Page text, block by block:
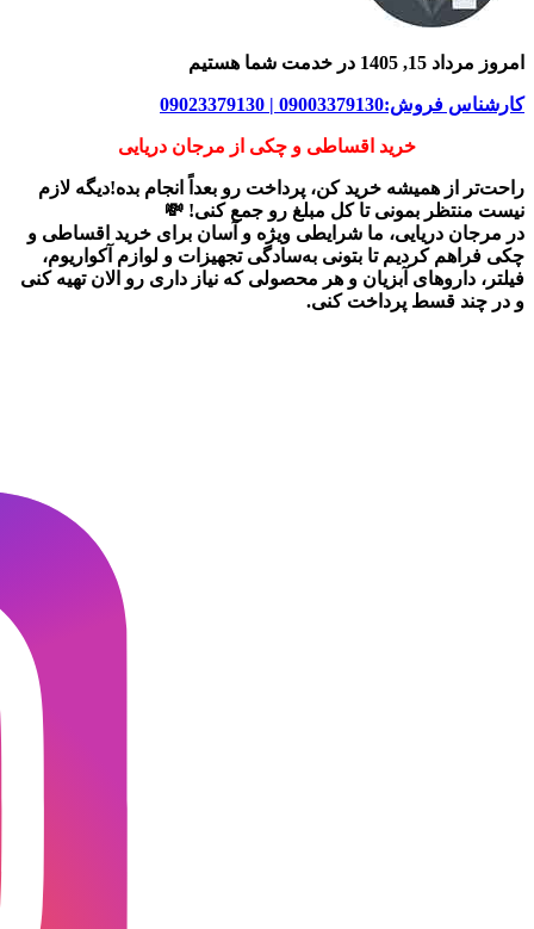
امروز مرداد 15, 1405 در خدمت شما هستیم
کارشناس فروش:09003379130 | 09023379130
خرید اقساطی و چکی از مرجان دریایی
راحت‌تر از همیشه خرید کن، پرداخت رو بعداً انجام بده!دیگه لازم
نیست منتظر بمونی تا کل مبلغ رو جمع کنی! 💸
در مرجان دریایی، ما شرایطی ویژه و آسان برای خرید اقساطی و
چکی فراهم کردیم تا بتونی به‌سادگی تجهیزات و لوازم آکواریوم،
فیلتر، داروهای آبزیان و هر محصولی که نیاز داری رو الان تهیه کنی
و در چند قسط پرداخت کنی.